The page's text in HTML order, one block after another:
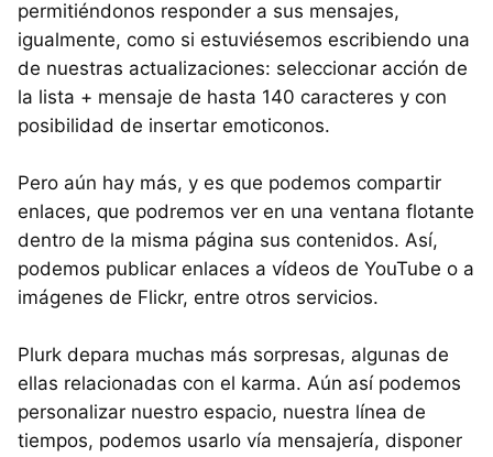
permitiéndonos responder a sus mensajes,
igualmente, como si estuviésemos escribiendo una
de nuestras actualizaciones: seleccionar acción de
la lista + mensaje de hasta 140 caracteres y con
posibilidad de insertar emoticonos.
Pero aún hay más, y es que podemos compartir
enlaces, que podremos ver en una ventana flotante
dentro de la misma página sus contenidos. Así,
podemos publicar enlaces a vídeos de YouTube o a
imágenes de Flickr, entre otros servicios.
Plurk depara muchas más sorpresas, algunas de
ellas relacionadas con el karma. Aún así podemos
personalizar nuestro espacio, nuestra línea de
tiempos, podemos usarlo vía mensajería, disponer